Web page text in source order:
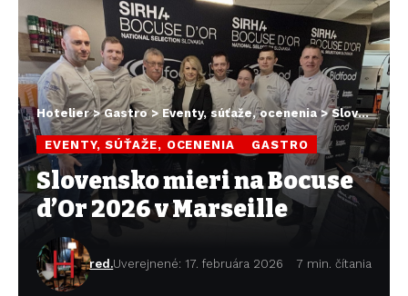
Hotelier>Gastro>Eventy, súťaže, ocenenia>Slovensko mieri na Bocuse d’Or 2026 v Marseille
EVENTY, SÚŤAŽE, OCENENIA GASTRO
Slovensko mieri na Bocuse
d’Or 2026 v Marseille
red.Uverejnené: 17. februára 2026 7 min. čítania